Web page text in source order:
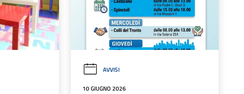
AVVISI
10 GIUGNO 2026